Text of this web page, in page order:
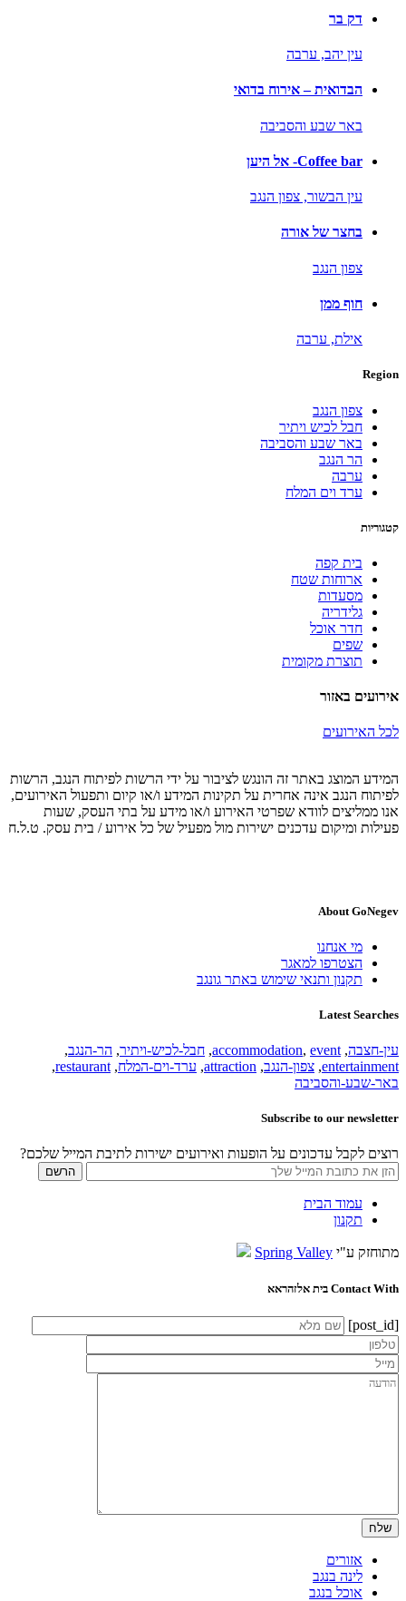
דק בר
עין יהב, ערבה
הבדואית – אירוח בדואי
באר שבע והסביבה
Coffee bar- אל היען
עין הבשור, צפון הנגב
בחצר של אורה
צפון הנגב
חוף ממן
אילת, ערבה
Region
צפון הנגב
חבל לכיש ויתיר
באר שבע והסביבה
הר הנגב
ערבה
ערד וים המלח
קטגוריות
בית קפה
ארוחות שטח
מסעדות
גלידריה
חדר אוכל
שפים
תוצרת מקומית
אירועים באזור
לכל האירועים
המידע המוצג באתר זה הונגש לציבור על ידי הרשות לפיתוח הנגב, הרשות
לפיתוח הנגב אינה אחרית על תקינות המידע ו/או קיום ותפעול האירועים,
אנו ממליצים לוודא שפרטי האירוע ו/או מידע על בתי העסק, שעות
פעילות ומיקום עדכנים ישירות מול מפעיל של כל אירוע / בית עסק. ט.ל.ח
About GoNegev
מי אנחנו
הצטרפו למאגר
תקנון ותנאי שימוש באתר גונגב
Latest Searches
עין-חצבה,
accommodation, event
, חבל-לכיש-ויתיר, הר-הנגב,
entertainment
, צפון-הנגב,
attraction
, ערד-וים-המלח,
restaurant
,
באר-שבע-והסביבה
Subscribe to our newsletter
רוצים לקבל עדכונים על הופעות ואירועים ישירות לתיבת המייל שלכם?
עמוד הבית
תקנון
מתוחזק ע"י Spring Valley
Contact With בית אלזהראא
[post_id]
אזורים
לינה בנגב
אוכל בנגב